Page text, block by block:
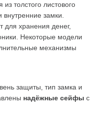
толстого листового
замки.
хранения денег,
Некоторые модели
механизмы
защиты, тип замка и
надёжные сейфы с